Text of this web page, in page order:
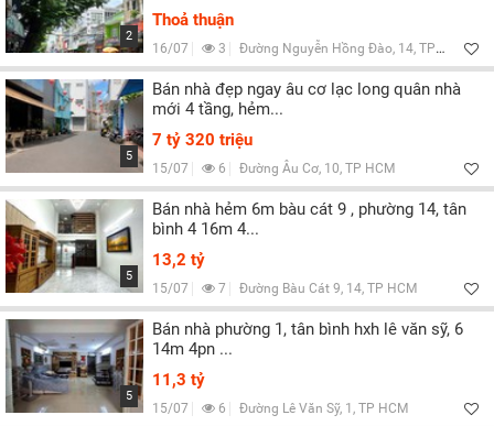
2
Thoả thuận
16/07 3 Đường Nguyễn Hồng Đào, 14, TP HCM
5
Bán nhà đẹp ngay âu cơ lạc long quân nhà
mới 4 tầng, hẻm...
7 tỷ 320 triệu
15/07 6 Đường Âu Cơ, 10, TP HCM
5
Bán nhà hẻm 6m bàu cát 9 , phường 14, tân
bình 4 16m 4...
13,2 tỷ
15/07 7 Đường Bàu Cát 9, 14, TP HCM
5
Bán nhà phường 1, tân bình hxh lê văn sỹ, 6
14m 4pn ...
11,3 tỷ
15/07 6 Đường Lê Văn Sỹ, 1, TP HCM